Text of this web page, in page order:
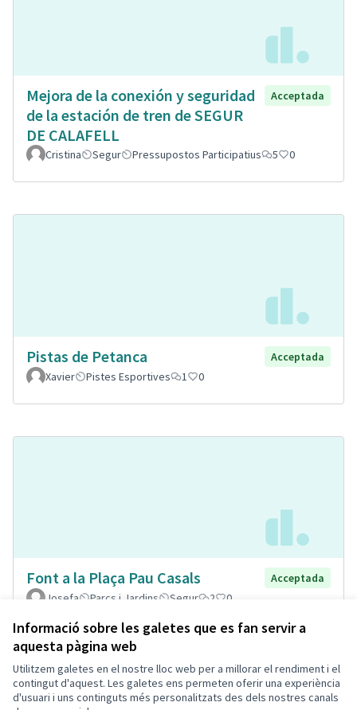
Informació sobre les galetes que es fan servir a
aquesta pàgina web
Utilitzem galetes en el nostre lloc web per a millorar el rendiment i el
contingut d'aquest. Les galetes ens permeten oferir una experiència
d'usuari i uns continguts més personalitzats des dels nostres canals
Mejora de la conexión y seguridad
de la estación de tren de SEGUR
DE CALAFELL
Acceptada
Cristina Segur Pressupostos Participatius 5 0
Pistas de Petanca
Acceptada
Xavier
Pistes Esportives 1 0
Font a la Plaça Pau Casals
Acceptada
Josefa
Parcs i Jardins Segur 2 0
Termes i condicions d'ús
Configuració de les galetes
Decidim Calafell a X
Decidim Calafell a Facebook
Decidim Calafell a YouTube
Decidim Calafell a GitHub